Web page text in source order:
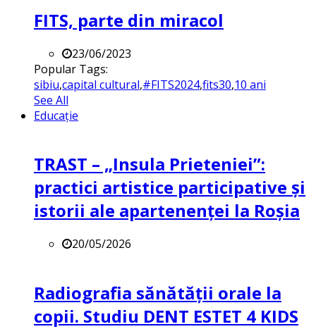
FITS, parte din miracol
23/06/2023
Popular Tags:
sibiu,capital cultural,#FITS2024,fits30,10 ani
See All
Educație
TRAST – „Insula Prieteniei”:
practici artistice participative și
istorii ale apartenenței la Roșia
20/05/2026
Radiografia sănătății orale la
copii. Studiu DENT ESTET 4 KIDS